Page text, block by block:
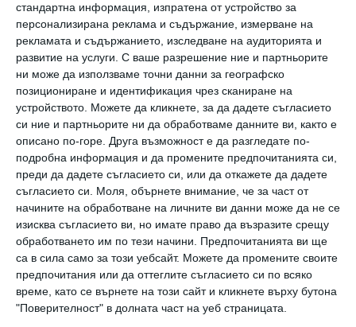
стандартна информация, изпратена от устройство за
персонализирана реклама и съдържание, измерване на
рекламата и съдържанието, изследване на аудиторията и
развитие на услуги. С ваше разрешение ние и партньорите
ни може да използваме точни данни за географско
позициониране и идентификация чрез сканиране на
устройството. Можете да кликнете, за да дадете съгласието
си ние и партньорите ни да обработваме данните ви, както е
описано по-горе. Друга възможност е да разгледате по-
подробна информация и да промените предпочитанията си,
преди да дадете съгласието си, или да откажете да дадете
съгласието си.
Моля, обърнете внимание, че за част от
начините на обработване на личните ви данни може да не се
изисква съгласието ви, но имате право да възразите срещу
обработването им по тези начини. Предпочитанията ви ще
са в сила само за този уебсайт. Можете да промените своите
предпочитания или да оттеглите съгласието си по всяко
време, като се върнете на този сайт и кликнете върху бутона
"Поверителност" в долната част на уеб страницата.
Здраве
Ръст и тегло на бебето до 1 година
Какви са нормите месец по месец и на какво може
да се дължат отклоненията от тях
07 август 2019 г.